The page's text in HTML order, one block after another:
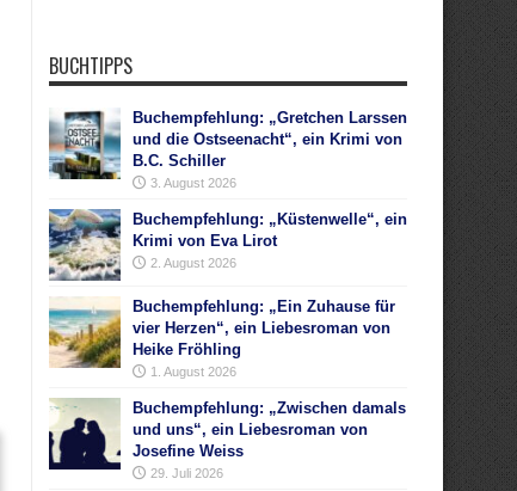
BUCHTIPPS
Buchempfehlung: „Gretchen Larssen
und die Ostseenacht“, ein Krimi von
B.C. Schiller
3. August 2026
Buchempfehlung: „Küstenwelle“, ein
Krimi von Eva Lirot
2. August 2026
Buchempfehlung: „Ein Zuhause für
vier Herzen“, ein Liebesroman von
Heike Fröhling
1. August 2026
Buchempfehlung: „Zwischen damals
und uns“, ein Liebesroman von
Josefine Weiss
29. Juli 2026